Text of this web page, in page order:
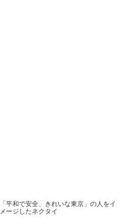
「平和で安全、きれいな東京」の人をイ
メージしたネクタイ